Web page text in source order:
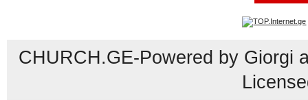
CHURCH.GE-Powered by Giorgi